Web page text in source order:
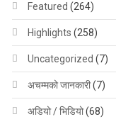
Featured (264)
Highlights (258)
Uncategorized (7)
अचम्मको जानकारी(7)
अडियो / भिडियो(68)